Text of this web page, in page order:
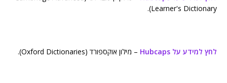
Learner's Dictionary).
לחץ למידע על Hubcaps – מילון אוקספורד (Oxford Dictionaries).